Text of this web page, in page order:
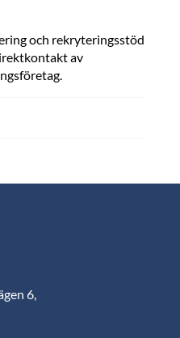
och rekryteringsstöd
av
6,